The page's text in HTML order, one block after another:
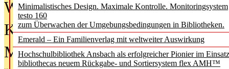
Minimalistisches Design. Maximale Kontrolle. Monitoringsystem
testo 160
zum Überwachen der Umgebungsbedingungen in Bibliotheken.
Emerald – Ein Familienverlag mit weltweiter Auswirkung
Hochschulbibliothek Ansbach als erfolgreicher Pionier im
bibliothecas neuem Rückgabe- und Sortiersystem flex AMH™
Was Hochschul­bibliotheken von
Kinder in der digitalen Welt
Metadaten als Infrastruktur